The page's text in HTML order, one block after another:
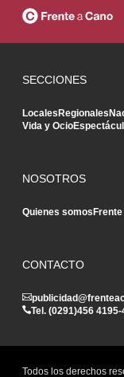
SECCIONES
LocalesRegionales
Vida y Ocio
NOSOTROS
Quienes somosFrente
CONTACTO
Tel. (0291)456 4195-
Todos los derechos